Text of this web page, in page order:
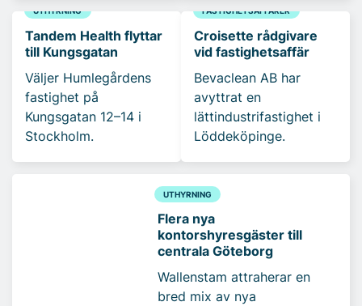
UTHYRNING
Tandem Health flyttar
till Kungsgatan
Väljer Humlegårdens
fastighet på
Kungsgatan 12–14 i
Stockholm.
FASTIGHETSAFFÄRER
Croisette rådgivare
vid fastighetsaffär
Bevaclean AB har
avyttrat en
lättindustrifastighet i
Löddeköpinge.
UTHYRNING
Flera nya
kontorshyresgäster till
centrala Göteborg
Wallenstam attraherar en
bred mix av nya